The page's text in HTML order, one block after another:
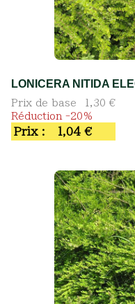
LONICERA NITIDA
Prix de base
1,30 €
Réduction -20%
Prix : 1,04 €